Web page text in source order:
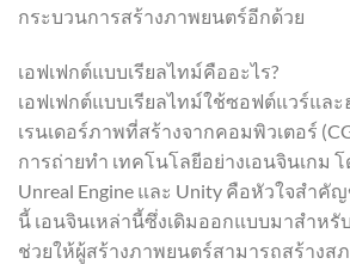
กระบวนการสร้างภาพยนตร์อีกด้วย
เอฟเฟกต์แบบเรียลไทม์คืออะไร?
เอฟเฟกต์แบบเรียลไทม์ใช้ซอฟต์แวร์แล
เรนเดอร์ภาพที่สร้างจากคอมพิวเตอร์
การถ่ายทำ เทคโนโลยีอย่างเอนจินเกม
Unreal Engine และ Unity คือหัวใจสำคั
นี้ เอนจินเหล่านี้ซึ่งเดิมออกแบบมาสำหรั
ช่วยให้ผู้สร้างภาพยนตร์สามารถสร้างส